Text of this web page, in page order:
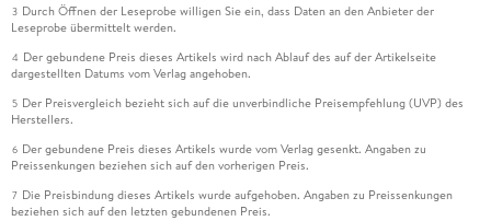
3 Durch Öffnen der Leseprobe willigen Sie ein, dass Daten an den Anbieter der
Leseprobe übermittelt werden.
4 Der gebundene Preis dieses Artikels wird nach Ablauf des auf der Artikelseite
dargestellten Datums vom Verlag angehoben.
5 Der Preisvergleich bezieht sich auf die unverbindliche Preisempfehlung (UVP) des
Herstellers.
6 Der gebundene Preis dieses Artikels wurde vom Verlag gesenkt. Angaben zu
Preissenkungen beziehen sich auf den vorherigen Preis.
7 Die Preisbindung dieses Artikels wurde aufgehoben. Angaben zu Preissenkungen
beziehen sich auf den letzten gebundenen Preis.